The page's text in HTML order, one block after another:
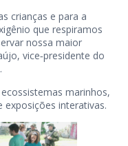
crianças e para a
que respiramos
nossa maior
vice‑presidente do
marinhos,
exposições interativas.